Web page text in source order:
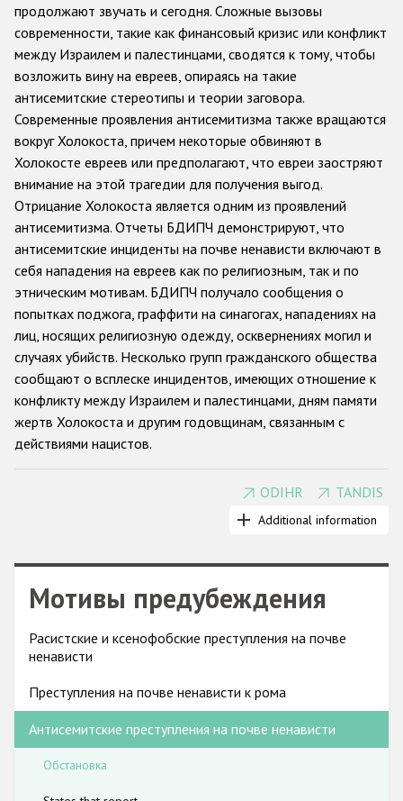
Racist and xenophobic hate crime
Anti-Roma hate crime
Anti-Semitic hate crime
Anti-Muslim hate crime
Anti-Christian hate crime
Other hate crime based on religion or belief
Gender-based hate crime
Anti-LGBTI hate crime
Disability hate crime
Проекты БДИПЧ
Организации гражданского общества
Государства-участники
продолжают звучать и сегодня. Сложные вызовы
современности, такие как финансовый кризис или конфликт
между Израилем и палестинцами, сводятся к тому, чтобы
возложить вину на евреев, опираясь на такие
антисемитские стереотипы и теории заговора.
Современные проявления антисемитизма также вращаются
вокруг Холокоста, причем некоторые обвиняют в
Холокосте евреев или предполагают, что евреи заостряют
внимание на этой трагедии для получения выгод.
Отрицание Холокоста является одним из проявлений
антисемитизма. Отчеты БДИПЧ демонстрируют, что
антисемитские инциденты на почве ненависти включают в
себя нападения на евреев как по религиозным, так и по
этническим мотивам. БДИПЧ получало сообщения о
попытках поджога, граффити на синагогах, нападениях на
лиц, носящих религиозную одежду, осквернениях могил и
случаях убийств. Несколько групп гражданского общества
сообщают о всплеске инцидентов, имеющих отношение к
конфликту между Израилем и палестинцами, дням памяти
жертв Холокоста и другим годовщинам, связанным с
действиями нацистов.
Государства-участники ОБСЕ впервые осудили
антисемитизм в 1990 году. На Берлинской конференции
последующих заседаниях Совета министров ОБСЕ
решать проблемы сбора данных о преступлениях на почве
ненависти, законодательства, обеспечения работы
правоохранительных органов, прокуратуры и судебной
системы , а также сотрудничества с гражданским
обществом.
Во многих государствах-участниках использование
нацистской символики и отрицание Холокоста
предусматривают определенную криминальную
ODIHR TANDIS
Additional information
Мотивы предубеждения
Расистские и ксенофобские преступления на почве
ненависти
Преступления на почве ненависти к рома
Антисемитские преступления на почве ненависти
Обстановка